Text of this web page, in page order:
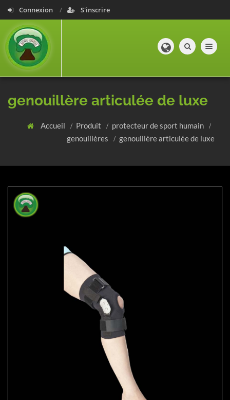
Connexion S'inscrire
Toggle
genouillère articulée de luxe
Accueil Produit
protecteur de sport humain
genouillères
genouillère articulée de luxe